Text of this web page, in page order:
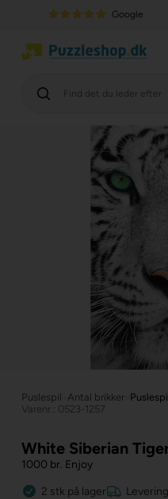
Google
Puslespil Antal brikker
Varenr.: 0523-1257
White Siberian
1000 br. Enjoy
2 stk på lager